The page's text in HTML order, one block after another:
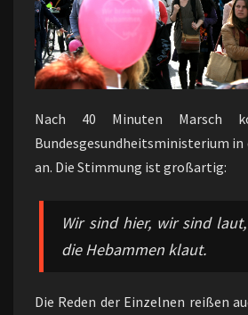
Nach 40 Minuten Marsch
Bundesgesundheitsministerium
an. Die Stimmung ist großartig:
Wir sind hier, wir sind
die Hebammen klaut.
Die Reden der Einzelnen reißen